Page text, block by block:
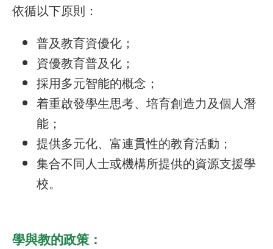
依循以下原則：
普及教育資優化；
資優教育普及化；
採用多元智能的概念；
着重啟發學生思考、培育創造力及個人潛
能；
提供多元化、富連貫性的教育活動；
集合不同人士或機構所提供的資源支援學
校。
學與教的政策：